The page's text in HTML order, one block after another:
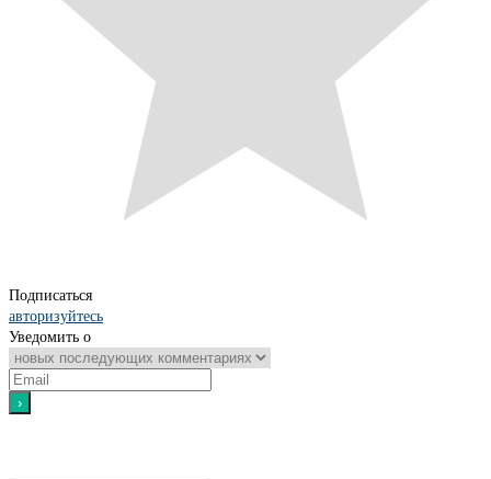
Подписаться
авторизуйтесь
Уведомить о